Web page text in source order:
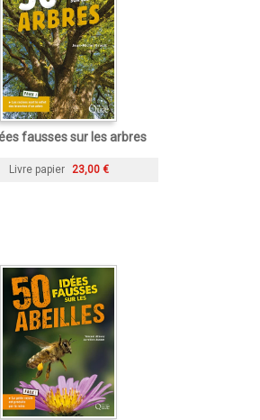
fausses sur les arbres
Livre papier 23,00 €